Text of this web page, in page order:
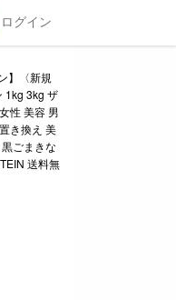
ログイン
】〈新規
1kg 3kg ザ
性 美容 男
き換え 美
ごまきな
送料無